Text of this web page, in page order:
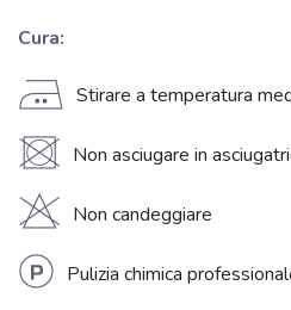
Cura:
E Stirare a temperatura
U Non asciugare in
H Non candeggiare
L Pulizia chimica